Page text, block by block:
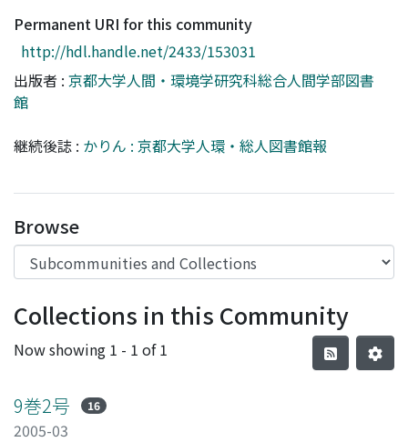
Permanent URI for this community
http://hdl.handle.net/2433/153031
出版者 : 京都大学人間・環境学研究科総合人間学部図書
館
継続後誌 : かりん : 京都大学人環・総人図書館報
Browse
Collections in this Community
Now showing 1 - 1 of 1
9巻2号 16
2005-03